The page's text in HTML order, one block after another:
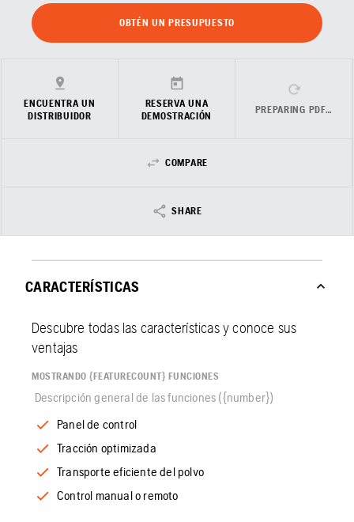
OBTÉN UN PRESUPUESTO
ENCUENTRA UN
DISTRIBUIDOR
RESERVA UNA
DEMOSTRACIÓN
PREPARING PDF…
COMPARE
SHARE
CARACTERÍSTICAS
Descubre todas las características y conoce sus
ventajas
MOSTRANDO {FEATURECOUNT} FUNCIONES
Descripción general de las funciones ({number})
Panel de control
Tracción optimizada
Transporte eficiente del polvo
Control manual o remoto